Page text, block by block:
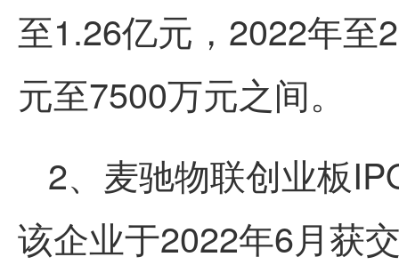
至1.26亿元，2022年至
元至7500万元之间。
2、麦驰物联创业板
该企业于2022年6月获